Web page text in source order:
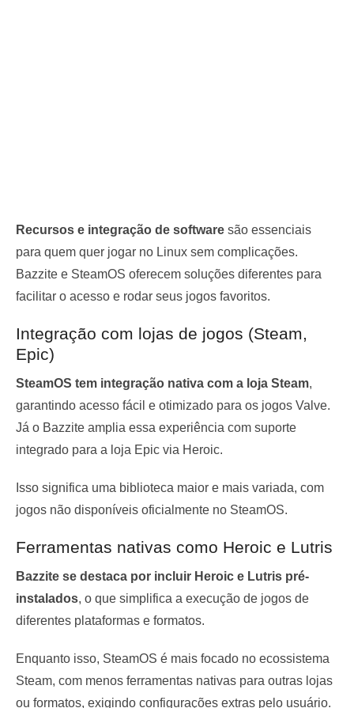
Recursos e integração de software são essenciais
para quem quer jogar no Linux sem complicações.
Bazzite e SteamOS oferecem soluções diferentes para
facilitar o acesso e rodar seus jogos favoritos.
Integração com lojas de jogos (Steam,
Epic)
SteamOS tem integração nativa com a loja Steam,
garantindo acesso fácil e otimizado para os jogos Valve.
Já o Bazzite amplia essa experiência com suporte
integrado para a loja Epic via Heroic.
Isso significa uma biblioteca maior e mais variada, com
jogos não disponíveis oficialmente no SteamOS.
Ferramentas nativas como Heroic e Lutris
Bazzite se destaca por incluir Heroic e Lutris pré-
instalados, o que simplifica a execução de jogos de
diferentes plataformas e formatos.
Enquanto isso, SteamOS é mais focado no ecossistema
Steam, com menos ferramentas nativas para outras lojas
ou formatos, exigindo configurações extras pelo usuário.